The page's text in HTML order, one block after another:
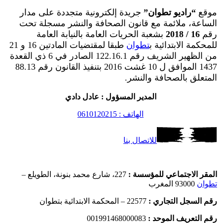
موقع “راديو تطوان” جريدة إلكترونية متجددة على مدار
الساعة، ملائمة مع قانون الصحافة والنشر مسجلة تحت
رقم 16 / 2018
بشعبة الحريات العامة بالنيابة العامة
للمحكمة الابتدائية بتطوان
طبقا لمقتضيات المادتين 16 و 21
من الظهير الشريف رقم 122.16.1 الصادر في 6 ذي القعدة
1437 الموافق ل 10 غشت 2016 بتنفيذ القانون رقم 88.13
المتعلق بالصحافة والنشر.
المدير المسؤول : عادل دادي
الهاتف : 0610120215
للاتصال بنا
المقر الاجتماعي للمؤسسة : 227، شارع محمد بنونة، الطويلع –
تطوان
رقم السجل التجاري : 22577 – المحكمة الابتدائية بتطوان
رقم التعريف الموحد : 001991468000083